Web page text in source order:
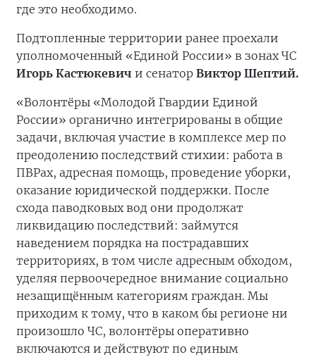
где это необходимо.
Подтопленные территории ранее проехали
уполномоченный «Единой России» в зонах ЧС
Игорь Кастюкевич и сенатор Виктор Шептий.
«Волонтёры «Молодой Гвардии Единой
России» органично интегрированы в общие
задачи, включая участие в комплексе мер по
преодолению последствий стихии: работа в
ПВРах, адресная помощь, проведение уборки,
оказание юридической поддержки. После
схода паводковых вод они продолжат
ликвидацию последствий: займутся
наведением порядка на пострадавших
территориях, в том числе адресным обходом,
уделяя первоочередное внимание социально
незащищённым категориям граждан. Мы
приходим к тому, что в каком бы регионе ни
произошло ЧС, волонтёры оперативно
включаются и действуют по единым